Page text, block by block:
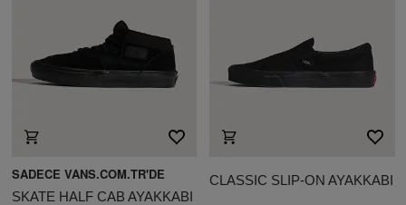
SADECE VANS.COM.TR'DE
SKATE HALF CAB AYAKKABI
CLASSIC SLIP-ON AYAKKABI